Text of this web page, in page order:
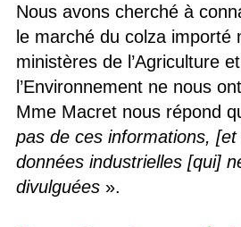
Nous avons cherché à
le marché du colza importé
ministères de l’Agriculture
l’Environnement ne nous
Mme Macret nous répond
pas de ces informations,
données industrielles [qui]
divulguées».